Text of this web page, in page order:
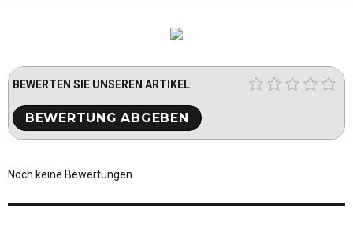
BEWERTEN SIE UNSEREN ARTIKEL
Noch keine Bewertungen